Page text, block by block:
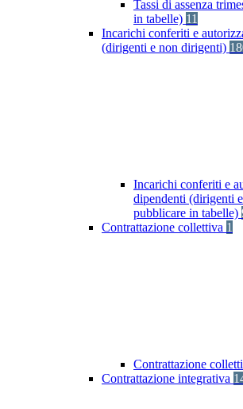
Tassi di assenza
in tabelle) 11
Incarichi conferiti e
(dirigenti e non dirigenti)
Incarichi conferiti e
dipendenti (dirigenti
pubblicare in tabelle)
Contrattazione collettiva 1
Contrattazione
Contrattazione integrativa